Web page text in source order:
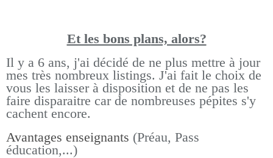
Et les bons plans, alors?
Il y a 6 ans, j'ai décidé de ne plus mettre à jour
mes très nombreux listings. J'ai fait le choix de
vous les laisser à disposition et de ne pas les
faire disparaitre car de nombreuses pépites s'y
cachent encore.
Avantages enseignants (Préau, Pass
éducation,...)